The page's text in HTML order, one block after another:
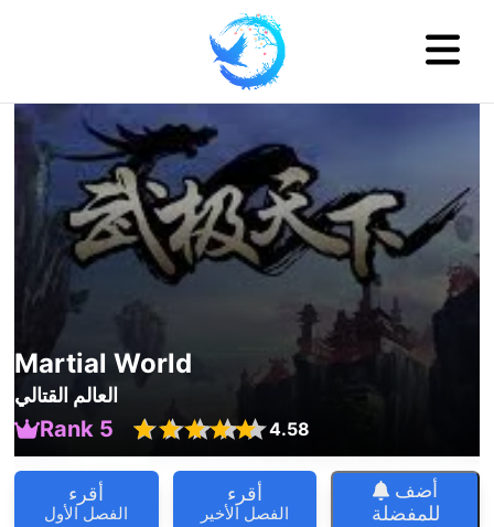
Martial World
العالم القتالي
Rank 5 4.58
أقرء
الفصل الأول
أقرء
الفصل الأخير
أضف
للمفضلة